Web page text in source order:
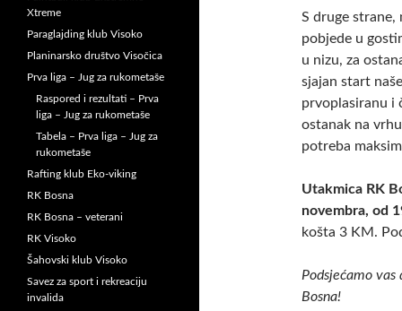
S druge strane,
pobjede u
u nizu, za
sjajan start
prvoplasiranu i
ostanak na
potreba
Utakmica RK
novembra, od
košta 3 KM.
Podsjećamo vas
Bosna!
Xtreme
Paraglajding klub Visoko
Planinarsko društvo Visočica
Prva liga – Jug za rukometaše
Raspored i rezultati – Prva
liga – Jug za rukometaše
Tabela – Prva liga – Jug za
rukometaše
Rafting klub Eko-viking
RK Bosna
RK Bosna – veterani
RK Visoko
Šahovski klub Visoko
Savez za sport i rekreaciju
invalida